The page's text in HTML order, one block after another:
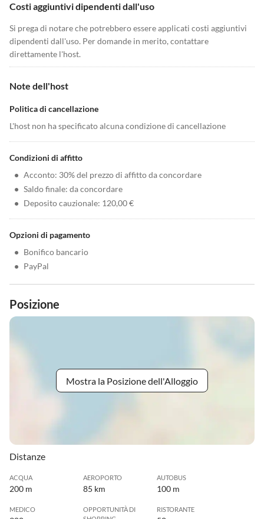
Costi aggiuntivi dipendenti dall'uso
Si prega di notare che potrebbero essere applicati costi aggiuntivi
dipendenti dall'uso. Per domande in merito, contattare
direttamente l'host.
Note dell'host
Politica di cancellazione
L'host non ha specificato alcuna condizione di cancellazione
Condizioni di affitto
• Acconto: 30% del prezzo di affitto da concordare
• Saldo finale: da concordare
• Deposito cauzionale: 120,00 €
Opzioni di pagamento
• Bonifico bancario
• PayPal
Posizione
Mostra la Posizione dell'Alloggio
Distanze
ACQUA
200 m
AEROPORTO
85 km
AUTOBUS
100 m
MEDICO
OPPORTUNITÀ DI
RISTORANTE